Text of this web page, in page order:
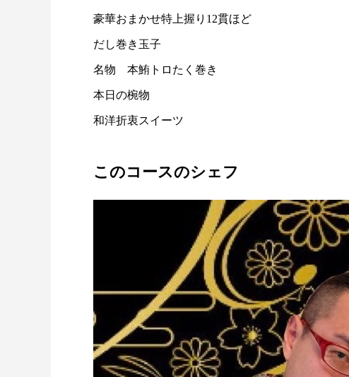
豪華おまかせ特上握り12貫ほど
だし巻き玉子
名物 本鮪トロたく巻き
本日の椀物
和洋折衷スイーツ
このコースのシェフ